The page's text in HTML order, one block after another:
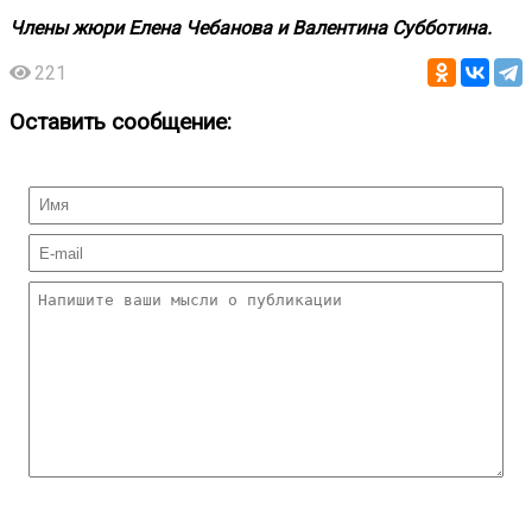
Члены жюри Елена Чебанова и Валентина Субботина.
221
Оставить сообщение: